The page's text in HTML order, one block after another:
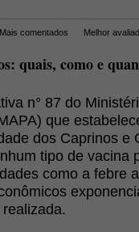
Mais comentados Melhor
quais, como e
n° 87 do
que
dos Caprinos e
tipo de vacina
como a febre